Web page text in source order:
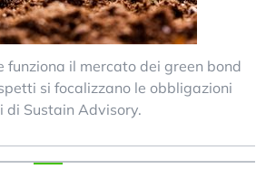
funziona il mercato dei green bond
si focalizzano le obbligazioni
di Sustain Advisory.